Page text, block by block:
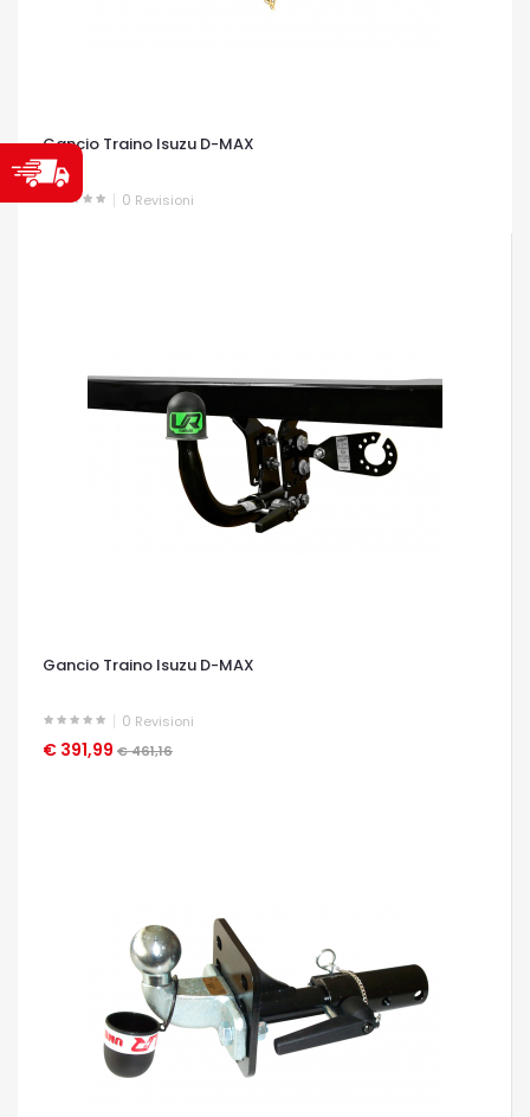
Gancio Traino Isuzu D-MAX
0 Revisioni
OCCHIATA VELOCE
Gancio Traino Isuzu D-MAX
0 Revisioni
€ 391,99 € 461,16
OCCHIATA VELOCE